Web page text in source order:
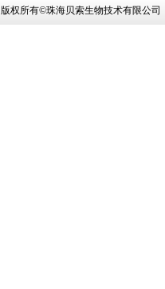
版权所有©珠海贝索生物技术